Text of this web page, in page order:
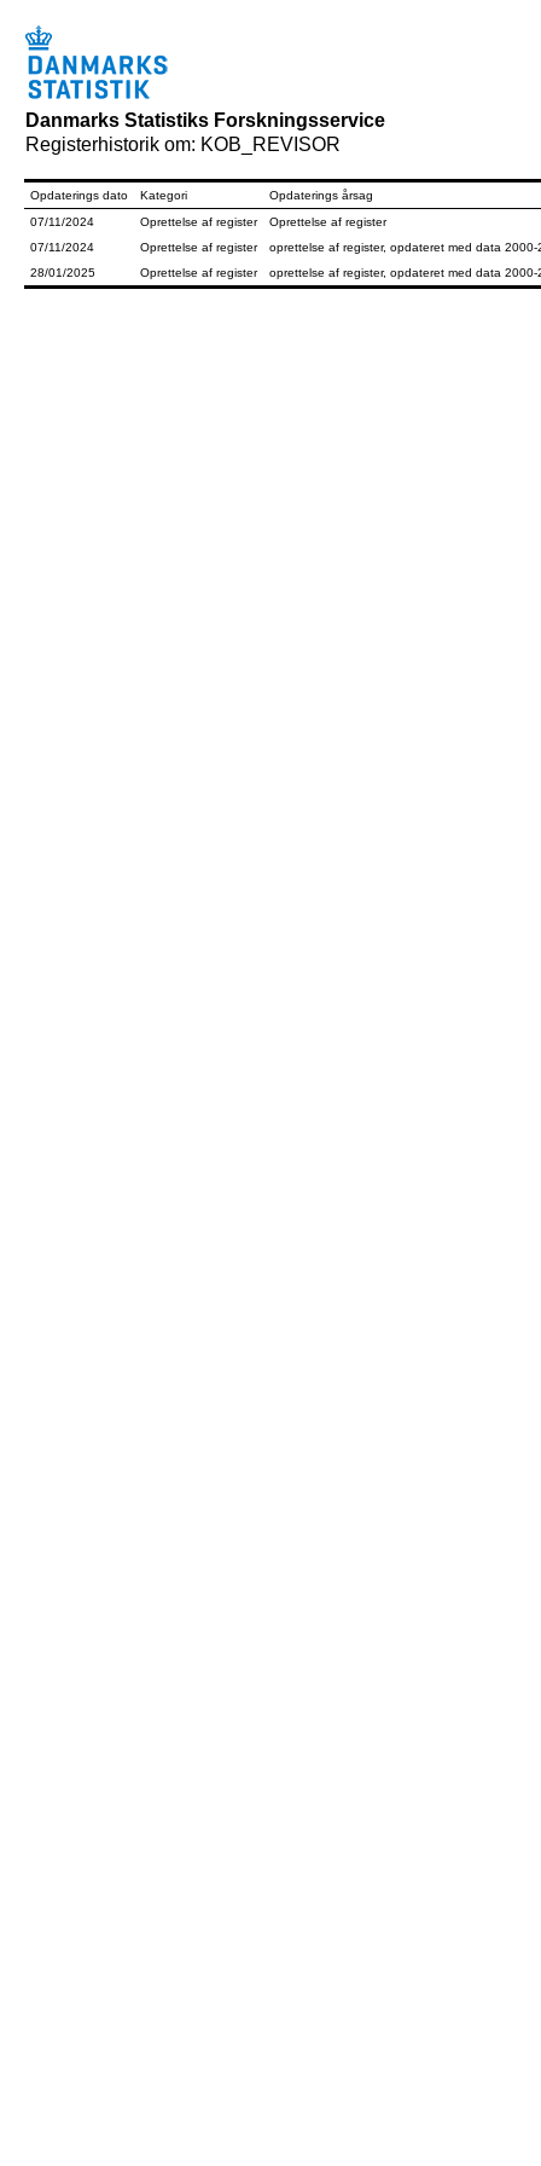
Danmarks Statistiks Forskningsservice
Registerhistorik om: KOB_REVISOR
Opdaterings dato Kategori
Opdaterings årsag
07/11/2024
Oprettelse af register
Oprettelse af register
07/11/2024
Oprettelse af register
oprettelse af register, opdateret med data 2000-
28/01/2025
Oprettelse af register oprettelse af register, opdateret med data 2000-